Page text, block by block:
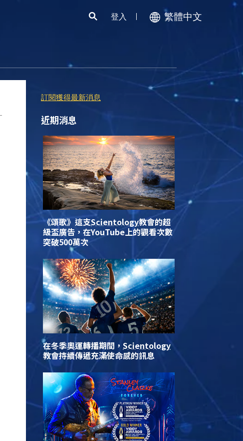
登入 繁體中文
訂閱獲得最新消息
近期消息
《頌歌》這支Scientology教會的超
級盃廣告，在YouTube上的觀看次數
突破500萬次
在冬季奧運轉播期間， Scientology
教會持續傳遞充滿使命感的訊息